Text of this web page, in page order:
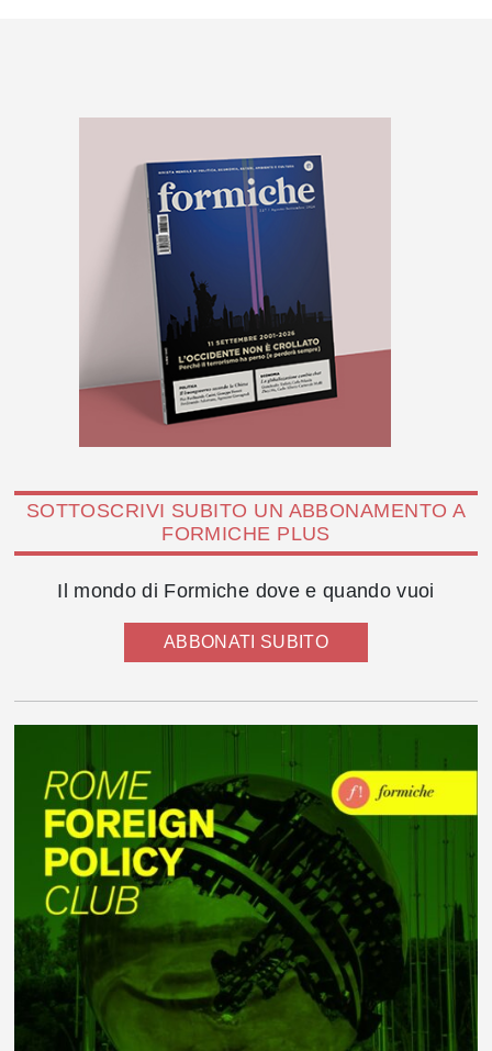
SOTTOSCRIVI SUBITO UN ABBONAMENTO A
FORMICHE PLUS
Il mondo di Formiche dove e quando vuoi
ABBONATI SUBITO